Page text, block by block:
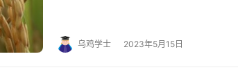
乌鸡学士 2023年5月15日